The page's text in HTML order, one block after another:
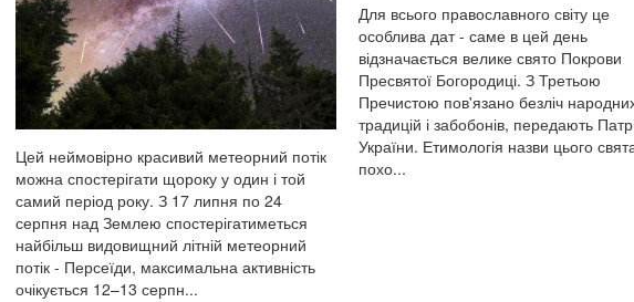
Цей неймовірно красивий метеорний потік
можна спостерігати щороку у один і той
самий період року. З 17 липня по 24
серпня над Землею спостерігатиметься
найбільш видовищний літній метеорний
потік - Персеїди, максимальна активність
очікується 12–13 серпн...
Для всього православного світу це
особлива дат - саме в цей день
відзначається велике свято Покрови
Пресвятої Богородиці. З Третьою
Пречистою пов'язано безліч
традицій і забобонів, передають
України. Етимологія назви цього
похо...